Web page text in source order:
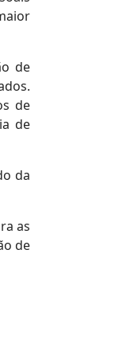
de
de
de
da
as
de